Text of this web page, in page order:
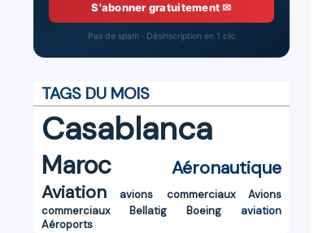
S'abonner gratuitement ✉
Pas de spam · Désinscription en 1 clic
TAGS DU MOIS
Casablanca
Maroc
Aéronautique
Aviation
avions commerciaux
Avions
commerciaux
Bellatig Boeing
aviation
Aéroports